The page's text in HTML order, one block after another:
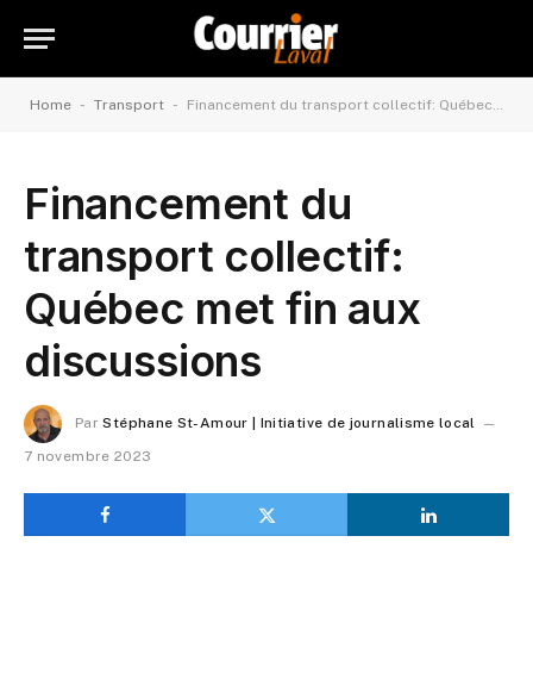
Home - Transport - Financement du transport collectif: Québec met fin aux discussions
Financement du
transport collectif:
Québec met fin aux
discussions
Par Stéphane St-Amour | Initiative de journalisme local
7 novembre 2023